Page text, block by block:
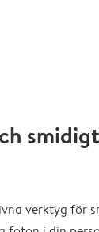
verktyg för